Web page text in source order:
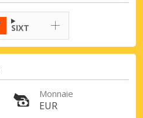
SIXT
Monnaie
EUR